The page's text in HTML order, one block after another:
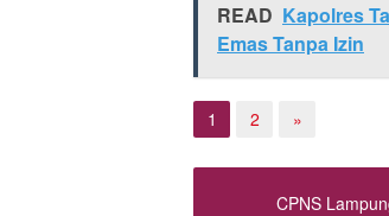
READ Kapolres
Emas Tanpa Izin
1 2 »
CPNS